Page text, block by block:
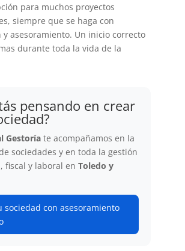
para muchos proyectos
siempre que se haga con
y asesoramiento. Un inicio correcto
durante toda la vida de la
pensando en crear
Gestoríate acompañamos en la
sociedades y en toda la gestión
fiscal y laboral en Toledo y
sociedad con asesoramiento